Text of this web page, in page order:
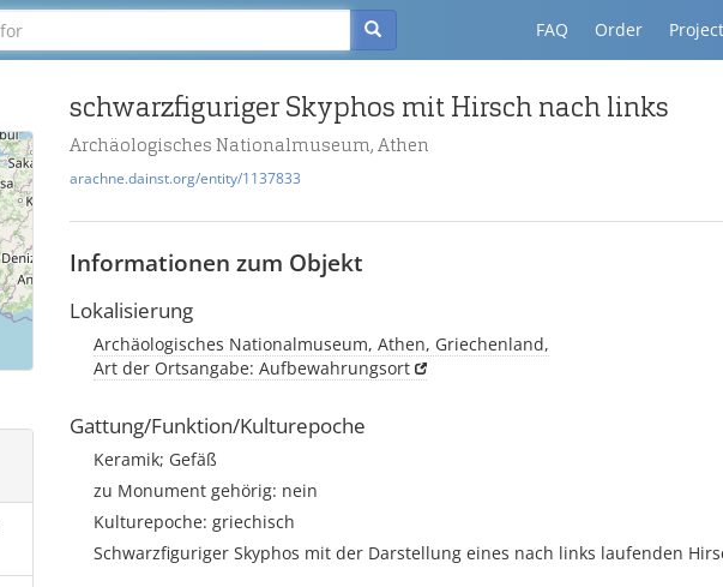
FAQ Order
schwarzfiguriger Skyphos mit Hirsch nach links
Archäologisches Nationalmuseum, Athen
arachne.dainst.org/entity/1137833
Informationen zum Objekt
Lokalisierung
Archäologisches Nationalmuseum, Athen, Griechenland,
Art der Ortsangabe: Aufbewahrungsort
Gattung/Funktion/Kulturepoche
Keramik; Gefäß
zu Monument gehörig: nein
Kulturepoche: griechisch
Schwarzfiguriger Skyphos mit der Darstellung eines nach links laufenden